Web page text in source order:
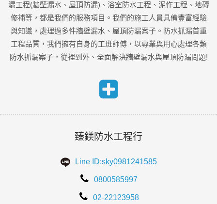
漏工程(牆壁漏水、屋頂防漏)、浴室防水工程、泥作工程、地磚
修補等，都是我們的服務項目。我們的施工人員具備豐富經驗
與知識，處理過多件牆壁漏水、屋頂防漏案子。防水抓漏首重
工程品質，我們擁有自身的工班師傅，以專業與用心處理各類
防水抓漏案子，從裡到外、全面解決牆壁漏水與屋頂防漏問題!
臻鎂防水工程行
Line ID:sky0981241585
0800585997
02-22123958